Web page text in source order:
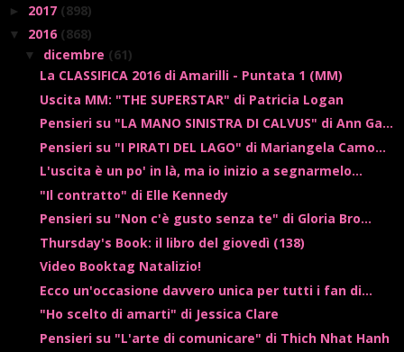
► 2017 (898)
▼ 2016 (868)
▼ dicembre (61)
La CLASSIFICA 2016 di Amarilli - Puntata 1 (MM)
Uscita MM: "THE SUPERSTAR" di Patricia Logan
Pensieri su "LA MANO SINISTRA DI CALVUS" di Ann Ga...
Pensieri su "I PIRATI DEL LAGO" di Mariangela Camo...
L'uscita è un po' in là, ma io inizio a segnarmelo...
"Il contratto" di Elle Kennedy
Pensieri su "Non c'è gusto senza te" di Gloria Bro...
Thursday's Book: il libro del giovedì (138)
Video Booktag Natalizio!
Ecco un'occasione davvero unica per tutti i fan di...
"Ho scelto di amarti" di Jessica Clare
Pensieri su "L'arte di comunicare" di Thich Nhat Hanh